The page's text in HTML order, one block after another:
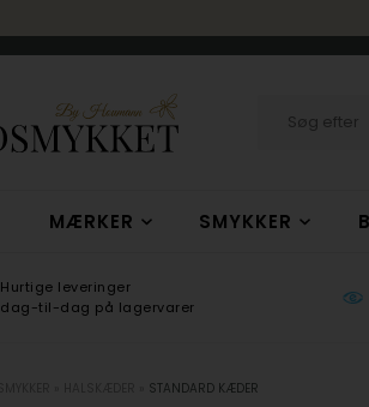
MÆRKER SMYKKER
Hurtige leveringer
dag-til-dag på lagervarer
STANDARD KÆDER